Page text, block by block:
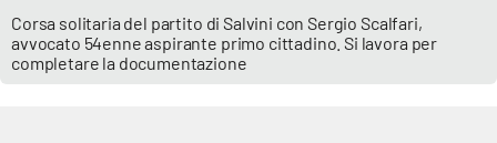
RUBRICHE
Corsa solitaria del partito di Salvini con Sergio Scalfari,
avvocato 54enne aspirante primo cittadino. Si lavora per
completare la documentazione